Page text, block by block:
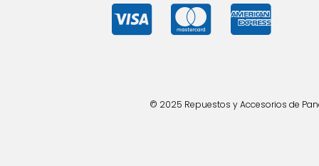
© 2025 Repuestos y Accesorios de